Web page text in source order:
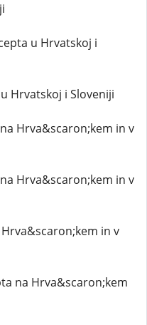
u Hrvatskoj i
Hrvatskoj i Sloveniji
Hrva&scaron;kem in v
Hrva&scaron;kem in v
in v
na Hrva&scaron;kem